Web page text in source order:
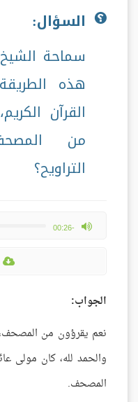
السؤال:
سماحة
هذه
القرآن
من
التراويح؟
-00:26
max volume
الجواب:
نعم يقرؤون من
والحمد لله، كان مولى
المصحف.